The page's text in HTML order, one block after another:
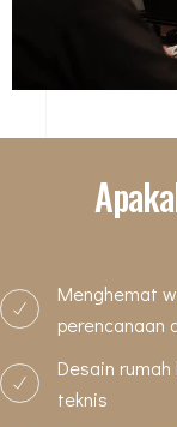
Menghemat
perencanaan
Desain
teknis